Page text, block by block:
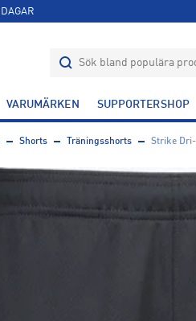
VARUMÄRKEN SUPPORTERSHOP
Shorts Träningsshorts Strike